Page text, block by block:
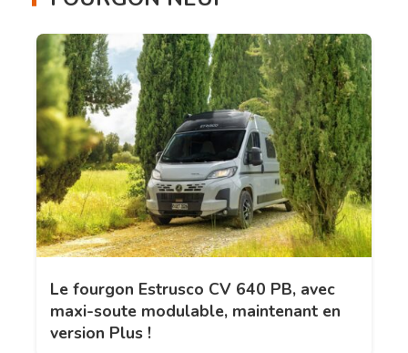
Le fourgon Estrusco CV 640 PB, avec
maxi-soute modulable, maintenant en
version Plus !